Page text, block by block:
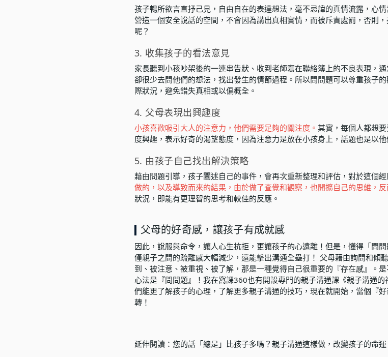
孩子暢所欲言直抒己見，自由自在的表達想法，毫不忌諱的真情流露，心
營造一個安全說話的空間，不會因為講出真相實情，而被斥責處罰，否則
呢？
3. 收集孩子的看法意見
家長聽到小孩吵架後的一連串告狀、收到老師寫在聯絡簿上的不良表現，
卻很少去問他們的想法，找出發生的情節過程。所以問問題可以尊重孩子
際狀況，避免錯失真相或以偏概全。
4. 父母表現出興趣度
小孩喜歡吸引大人的注意力，他們需要足夠的關注度。 其實，每個人都想
度興趣，表示好奇的渴望態度，因為注意力是放在小孩身上，話題也是以
5. 由孩子自己找出解決策略
藉由問題引導，孩子闡述自己的事件，會再次重新整理和評估，對於這個
做的，以及導致而來的結果，由於做了查覺和觀察，也開擴自己的思維，
狀況，即能有更理智的思考和較佳的反應。
父母的好奇感，讓孩子有成就感
因此，說服與命令，讓人心生抗拒，更讓孩子的心遠離！但是，懂得「問
僅親子之間的疏離感大幅減少，還能擊出溝通全壘打！ 父母藉由詢問和傾
到、被注意、被重視、被了解，那是一種覺得自己很重要的『存在感』。
心法是『問問題』！我在窩課360也有開設專門的親子溝通課《親子溝通的
們能更了解孩子的心理，了解更多親子溝通的技巧，現在就開始，當個『
轉！
延伸閱讀： 您的話「總是」比孩子多嗎？親子溝通這樣做，改變孩子的命運